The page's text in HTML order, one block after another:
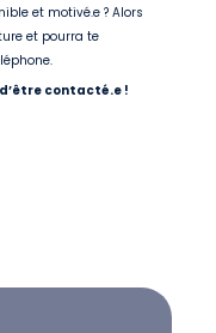
et motivé.e ? Alors
et pourra te
contacté.e !